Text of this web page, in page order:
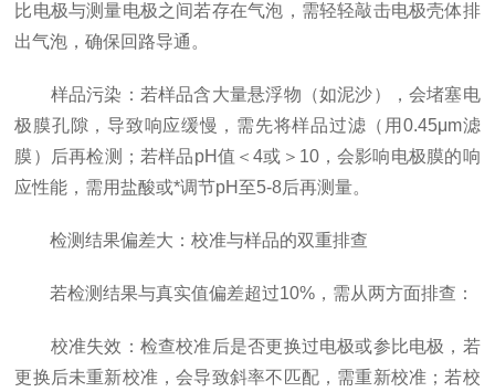
比电极与测量电极之间若存在气泡，需轻轻敲击电极壳体排
出气泡，确保回路导通。
样品污染：若样品含大量悬浮物（如泥沙），会堵塞电
极膜孔隙，导致响应缓慢，需先将样品过滤（用0.45μm滤
膜）后再检测；若样品pH值＜4或＞10，会影响电极膜的响
应性能，需用盐酸或*调节pH至5-8后再测量。
检测结果偏差大：校准与样品的双重排查
若检测结果与真实值偏差超过10%，需从两方面排查：
校准失效：检查校准后是否更换过电极或参比电极，若
更换后未重新校准，会导致斜率不匹配，需重新校准；若校